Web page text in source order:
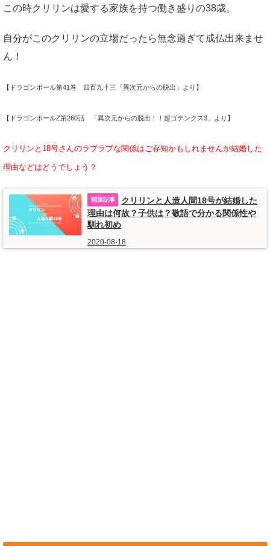
この時クリリンは愛する家族を持つ働き盛りの38歳。
自分がこのクリリンの立場だったら無念過ぎて成仏出来ませ
ん！
【ドラゴンボール第41巻 四百九十三「異次元からの脱出」より】
【ドラゴンボールZ第260話 「異次元からの脱出！！超ゴテンクス3」より】
クリリンと18号さんのラブラブな関係はご存知かもしれませんが結婚した
理由などはどうでしょう？
クリリンと人造人間18号が結婚した
理由は何故？子供は？敬語で分かる関係性や
馴れ初め
2020-08-18